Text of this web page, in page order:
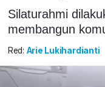
Silaturahmi
membangun
Red: Arie Lukihardianti